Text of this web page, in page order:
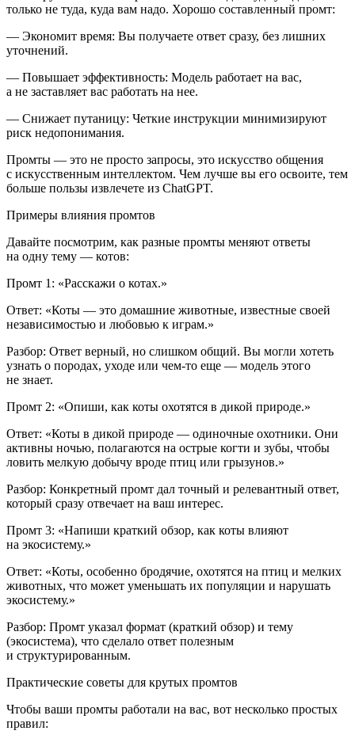
только не туда, куда вам надо. Хорошо составленный промт:
— Экономит время: Вы получаете ответ сразу, без лишних
уточнений.
— Повышает эффективность: Модель работает на вас,
а не заставляет вас работать на нее.
— Снижает путаницу: Четкие инструкции минимизируют
риск недопонимания.
Промты — это не просто запросы, это искусство общения
с искусственным интеллектом. Чем лучше вы его освоите, тем
больше пользы извлечете из ChatGPT.
Примеры влияния промтов
Давайте посмотрим, как разные промты меняют ответы
на одну тему — котов:
Промт 1 : «Расскажи о котах.»
Ответ: «Коты — это домашние животные, известные своей
независимостью и любовью к играм.»
Разбор: Ответ верный, но слишком общий. Вы могли хотеть
узнать о породах, уходе или чем-то еще — модель этого
не знает.
Промт 2: «Опиши, как коты охотятся в дикой природе.»
Ответ: «Коты в дикой природе — одиночные охотники. Они
активны ночью, полагаются на острые когти и зубы, чтобы
ловить мелкую добычу вроде птиц или грызунов.»
Разбор: Конкретный промт дал точный и релевантный ответ,
который сразу отвечает на ваш интерес.
Промт 3: «Напиши краткий обзор, как коты влияют
на экосистему.»
Ответ: «Коты, особенно бродячие, охотятся на птиц и мелких
животных, что может уменьшать их популяции и нарушать
экосистему.»
Разбор: Промт указал формат (краткий обзор) и тему
(экосистема), что сделало ответ полезным
и структурированным.
Практические советы для крутых промтов
Чтобы ваши промты работали на вас, вот несколько простых
правил: